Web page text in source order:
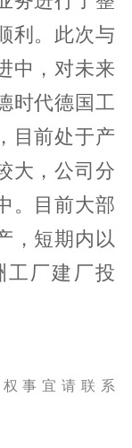
利。此次与
中，对未来
时代德国工
目前处于产
大，公司分
。目前大部
，短期内以
工厂建厂投
事宜请联系